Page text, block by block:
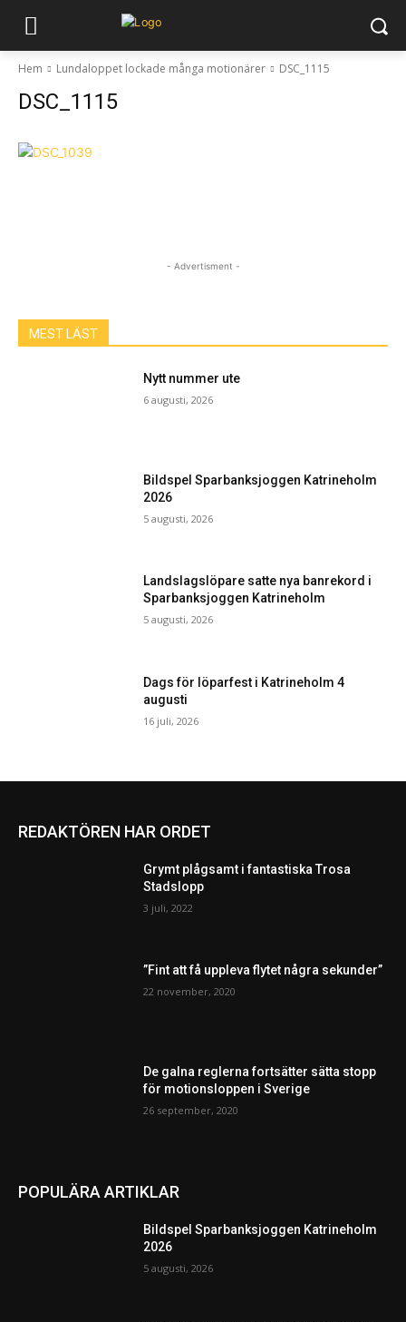
Hem Lundaloppet lockade många motionärer DSC_1115
DSC_1115
- Advertisment -
MEST LÄST
Nytt nummer ute
6 augusti, 2026
Bildspel Sparbanksjoggen Katrineholm
2026
5 augusti, 2026
Landslagslöpare satte nya banrekord i
Sparbanksjoggen Katrineholm
5 augusti, 2026
Dags för löparfest i Katrineholm 4
augusti
16 juli, 2026
REDAKTÖREN HAR ORDET
Grymt plågsamt i fantastiska Trosa
Stadslopp
3 juli, 2022
”Fint att få uppleva flytet några sekunder”
22 november, 2020
De galna reglerna fortsätter sätta stopp
för motionsloppen i Sverige
26 september, 2020
POPULÄRA ARTIKLAR
Bildspel Sparbanksjoggen Katrineholm
2026
5 augusti, 2026